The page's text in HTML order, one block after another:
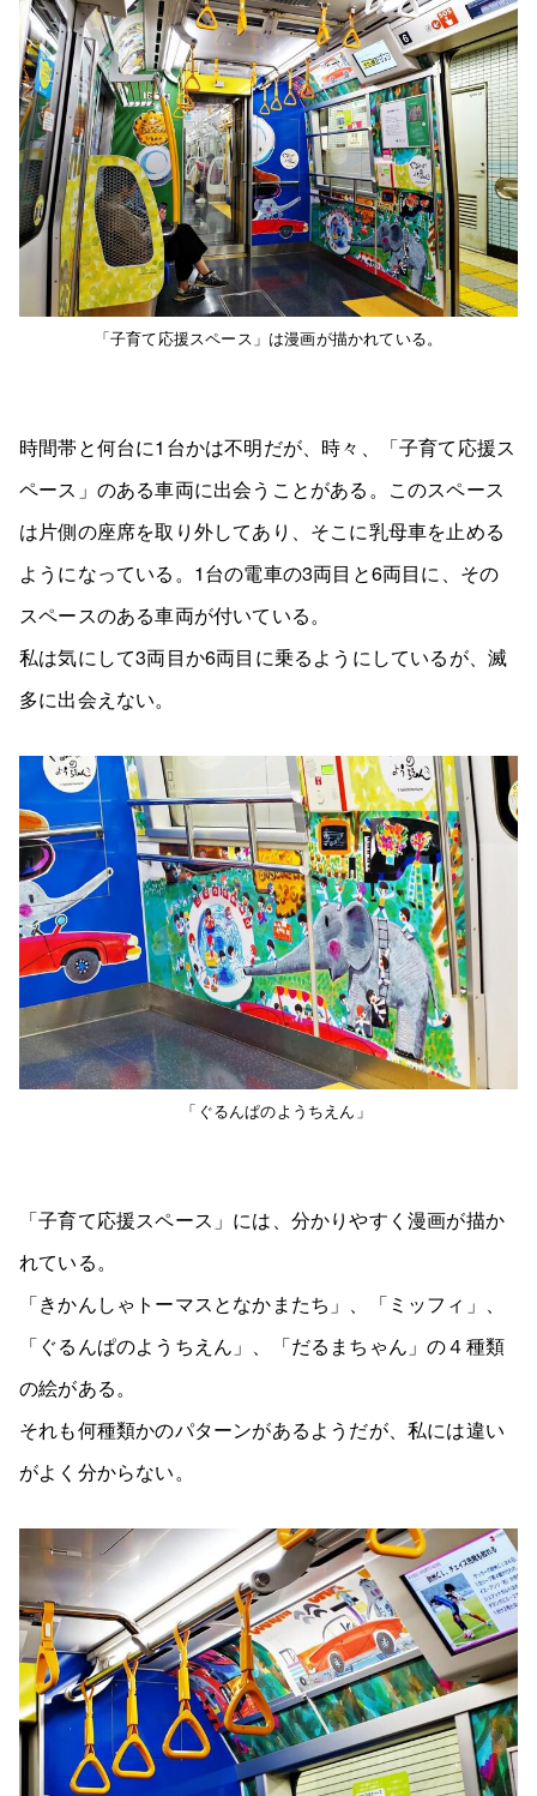
「子育て応援スペース」は漫画が描かれている。
時間帯と何台に1台かは不明だが、時々、「子育て応援ス
ペース」のある車両に出会うことがある。このスペース
は片側の座席を取り外してあり、そこに乳母車を止める
ようになっている。1台の電車の3両目と6両目に、その
スペースのある車両が付いている。
私は気にして3両目か6両目に乗るようにしているが、滅
多に出会えない。
「ぐるんぱのようちえん」
「子育て応援スペース」には、分かりやすく漫画が描か
れている。
「きかんしゃトーマスとなかまたち」、「ミッフィ」、
「ぐるんぱのようちえん」、「だるまちゃん」の４種類
の絵がある。
それも何種類かのパターンがあるようだが、私には違い
がよく分からない。